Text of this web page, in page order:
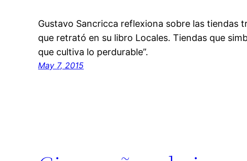
Gustavo Sancricca reflexiona sobre las tiendas
que retrató en su libro Locales. Tiendas que
que cultiva lo perdurable”.
May 7, 2015